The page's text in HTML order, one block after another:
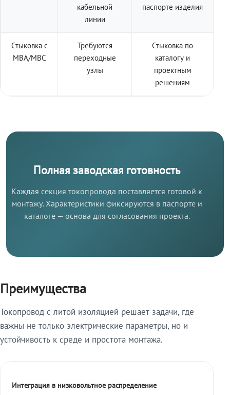
кабельной
линии
паспорте изделия
Стыковка с
МВА/МВС
Требуются
переходные
узлы
Стыковка по
каталогу и
проектным
решениям
Полная заводская готовность
Каждая секция токопровода поставляется готовой к
монтажу. Характеристики фиксируются в паспорте и
каталоге — основа для согласования проекта.
Преимущества
Токопровод с литой изоляцией решает задачи, где
важны не только электрические параметры, но и
устойчивость к среде и простота монтажа.
Интеграция в низковольтное распределение